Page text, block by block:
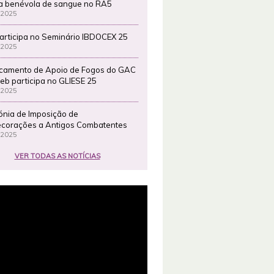
benévola de sangue no RA5
no Seminário IBDOCEX 25
de Apoio de Fogos do GAC
participa no GLIESE 25
de Imposição de
a Antigos Combatentes
VER TODAS AS NOTÍCIAS